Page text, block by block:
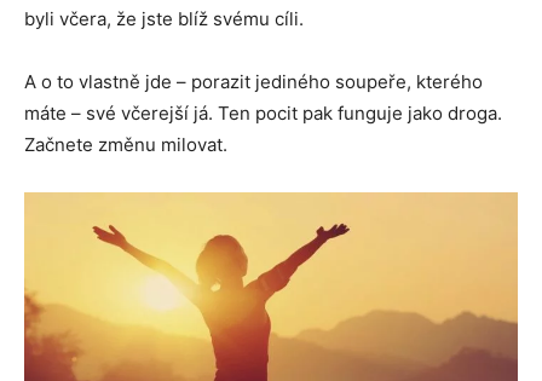
byli včera, že jste blíž svému cíli.
A o to vlastně jde – porazit jediného soupeře, kterého
máte – své včerejší já. Ten pocit pak funguje jako droga.
Začnete změnu milovat.